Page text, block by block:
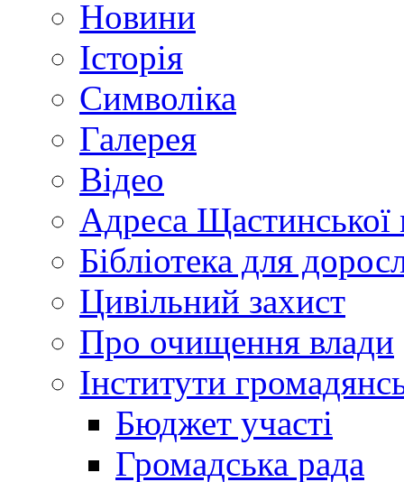
Новини
Історія
Символіка
Галерея
Відео
Адреса Щастинської
Бібліотека для
Цивільний захист
Про очищення влади
Інститути
Бюджет участі
Громадська рада